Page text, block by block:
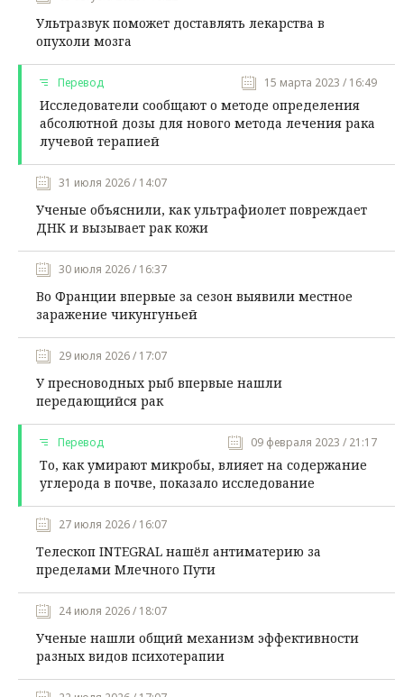
Ультразвук поможет доставлять лекарства в
опухоли мозга
Перевод 15 марта 2023 / 16:49
Исследователи сообщают о методе определения
абсолютной дозы для нового метода лечения рака
лучевой терапией
31 июля 2026 / 14:07
Ученые объяснили, как ультрафиолет повреждает
ДНК и вызывает рак кожи
30 июля 2026 / 16:37
Во Франции впервые за сезон выявили местное
заражение чикунгуньей
29 июля 2026 / 17:07
У пресноводных рыб впервые нашли
передающийся рак
Перевод 09 февраля 2023 / 21:17
То, как умирают микробы, влияет на содержание
углерода в почве, показало исследование
27 июля 2026 / 16:07
Телескоп INTEGRAL нашёл антиматерию за
пределами Млечного Пути
24 июля 2026 / 18:07
Ученые нашли общий механизм эффективности
разных видов психотерапии